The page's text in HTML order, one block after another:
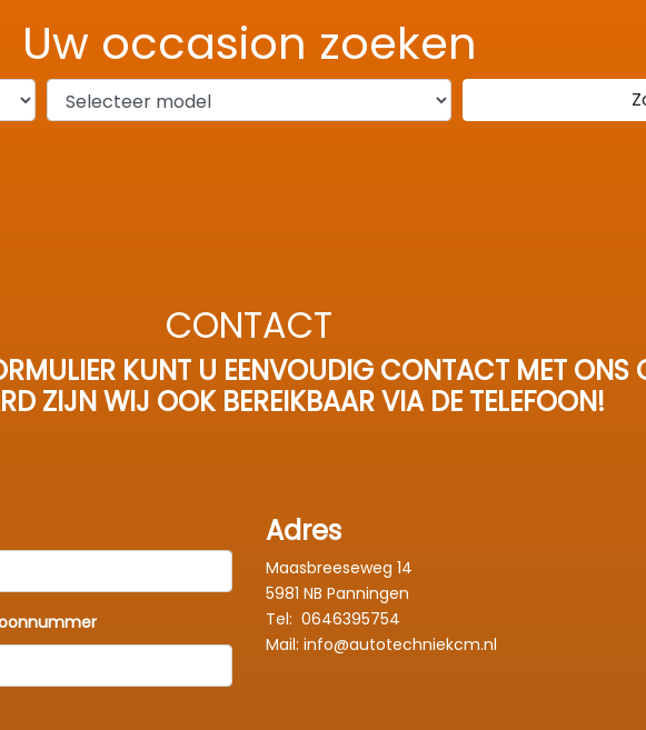
Uw occasion zoeken
CONTACT
KUNT U EENVOUDIG CONTACT MET ONS
ZIJN WIJ OOK BEREIKBAAR VIA DE TELEFOON!
Adres
Maasbreeseweg 14
5981 NB Panningen
Tel: 0646395754
Mail: info@autotechniekcm.nl